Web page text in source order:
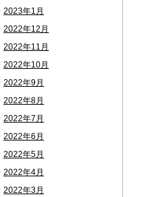
2023年1月
2022年12月
2022年11月
2022年10月
2022年9月
2022年8月
2022年7月
2022年6月
2022年5月
2022年4月
2022年3月